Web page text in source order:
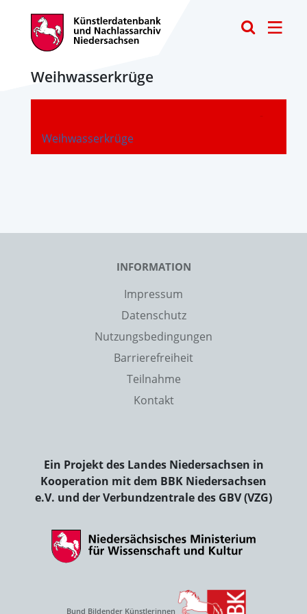
Weihwasserkrüge
Weihwasserkrüge
-
INFORMATION
Impressum
Datenschutz
Nutzungsbedingungen
Barrierefreiheit
Teilnahme
Kontakt
Ein Projekt des Landes Niedersachsen in
Kooperation mit dem BBK Niedersachsen
e.V. und der Verbundzentrale des GBV (VZG)
Bund Bildender Künstlerinnen